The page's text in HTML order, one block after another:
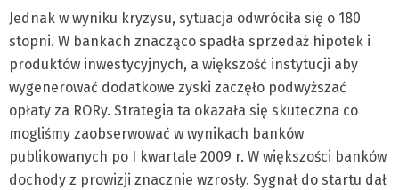
Jednak w wyniku kryzysu, sytuacja odwróciła się o 180
stopni. W bankach znacząco spadła sprzedaż hipotek i
produktów inwestycyjnych, a większość instytucji aby
wygenerować dodatkowe zyski zaczęło podwyższać
opłaty za RORy. Strategia ta okazała się skuteczna co
mogliśmy zaobserwować w wynikach banków
publikowanych po I kwartale 2009 r. W większości banków
dochody z prowizji znacznie wzrosły. Sygnał do startu dał